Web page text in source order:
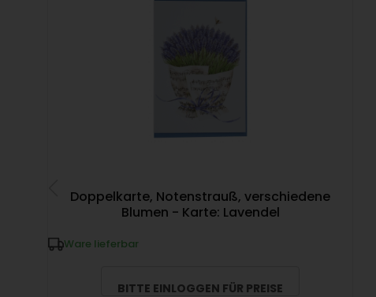
Doppelkarte, Notenstrauß, verschiedene
Blumen - Karte: Lavendel
Ware lieferbar
BITTE EINLOGGEN FÜR PREISE